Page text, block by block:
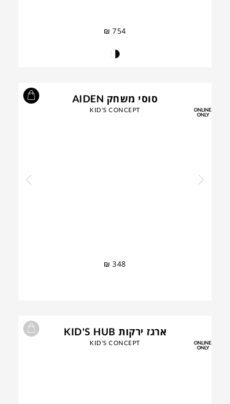
₪ 754
ONLINE
ONLY
סוסי משחק AIDEN
KID'S CONCEPT
₪ 348
ONLINE
ONLY
ארגז ירקות KID'S HUB
KID'S CONCEPT